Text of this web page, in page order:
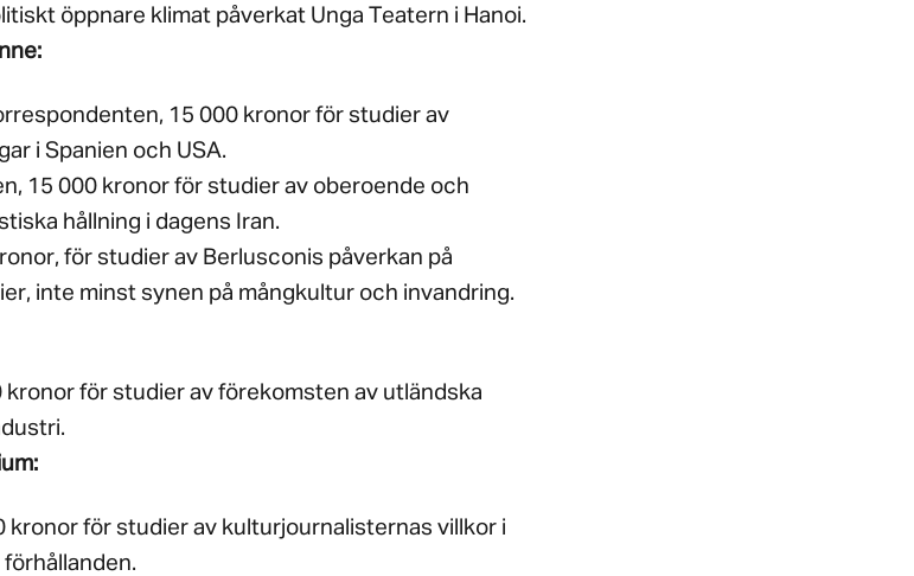
öppnare klimat påverkat Unga Teatern i Hanoi.
15 000 kronor för studier av
i Spanien och USA.
15 000 kronor för studier av oberoende och
hållning i dagens Iran.
för studier av Berlusconis påverkan på
inte minst synen på mångkultur och invandring.
kronor för studier av förekomsten av utländska
kronor för studier av kulturjournalisternas villkor i